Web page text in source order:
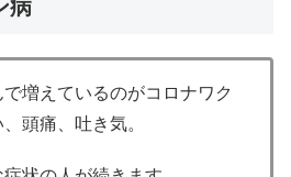
病
増えているのがコロナワク
頭痛、吐き気。